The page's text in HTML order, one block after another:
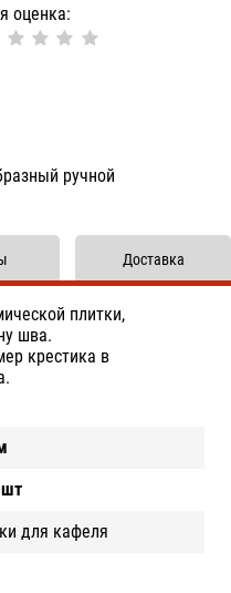
оценка:
ручной
плитки,
шва.
крестика в
шт
для кафеля
Доставка